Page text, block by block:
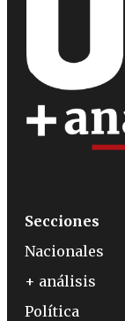
Secciones
Nacionales
+ análisis
Política